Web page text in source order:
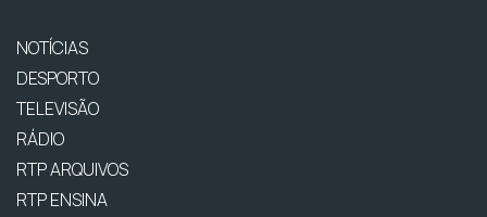
NOTÍCIAS
DESPORTO
TELEVISÃO
RÁDIO
RTP ARQUIVOS
RTP ENSINA